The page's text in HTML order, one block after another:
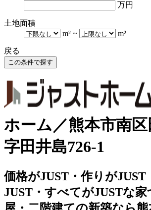
万円
土地面積
m² ~ m²
戻る
ホーム／熊本市南
字田井島726-1
価格がJUST・作りがJUST
JUST・すべてがJUSTな